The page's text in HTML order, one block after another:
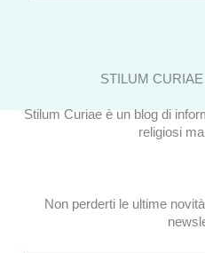
STILUM CURIAE
Stilum Curiae è un blog di
religiosi
Non perderti le ultime